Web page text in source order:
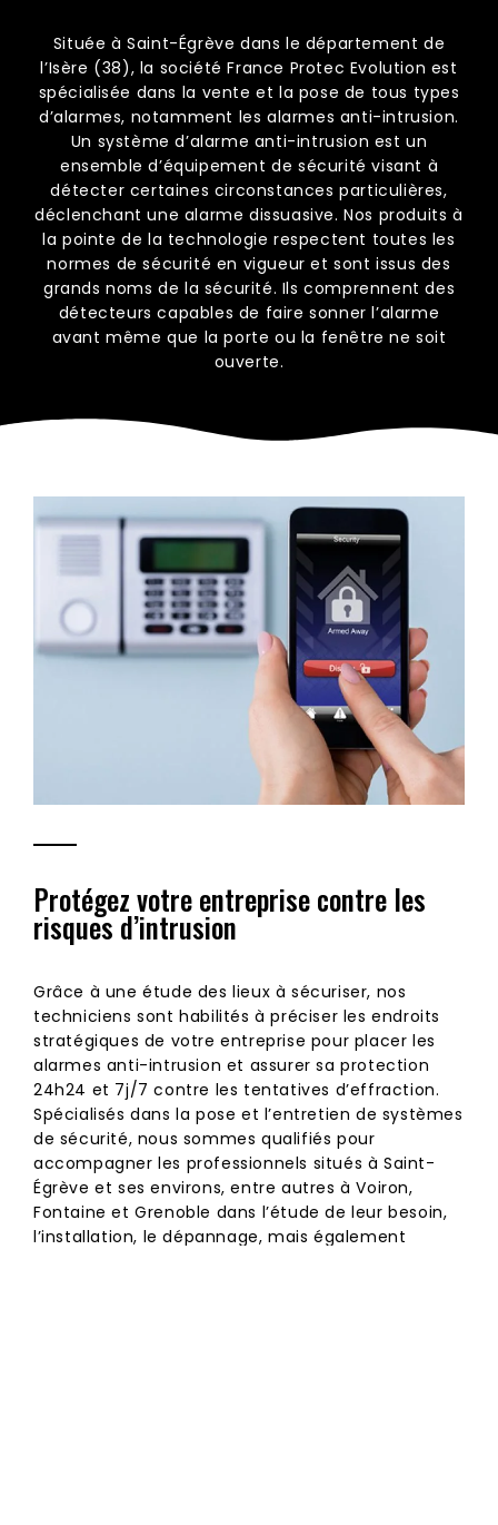
Située à Saint-Égrève dans le département de
l’Isère (38), la société France Protec Evolution est
spécialisée dans la vente et la pose de tous types
d’alarmes, notamment les alarmes anti-intrusion.
Un système d’alarme anti-intrusion est un
ensemble d’équipement de sécurité visant à
détecter certaines circonstances particulières,
déclenchant une alarme dissuasive. Nos produits à
la pointe de la technologie respectent toutes les
normes de sécurité en vigueur et sont issus des
grands noms de la sécurité. Ils comprennent des
détecteurs capables de faire sonner l’alarme
avant même que la porte ou la fenêtre ne soit
ouverte.
Protégez votre entreprise contre les
risques d’intrusion
Grâce à une étude des lieux à sécuriser, nos
techniciens sont habilités à préciser les endroits
stratégiques de votre entreprise pour placer les
alarmes anti-intrusion et assurer sa protection
24h24 et 7j/7 contre les tentatives d’effraction.
Spécialisés dans la pose et l’entretien de systèmes
de sécurité, nous sommes qualifiés pour
accompagner les professionnels situés à Saint-
Égrève et ses environs, entre autres à Voiron,
Fontaine et Grenoble dans l’étude de leur besoin,
l’installation, le dépannage, mais également